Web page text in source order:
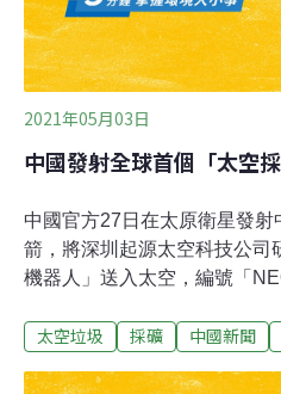
導）
2021年05月03日
中國發射全球首個「太空採
中國官方27日在太原衛星發
箭，將深圳起源太空科技公司
機器人」送入太空，編號「
出，編號「NEO-01」的「太
太空垃圾 採礦 中國新聞